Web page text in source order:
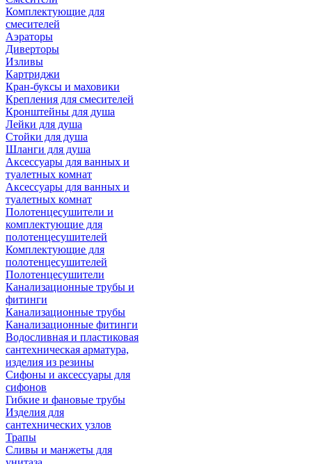
Комплектующие для
смесителей
Аэраторы
Диверторы
Изливы
Картриджи
Кран-буксы и маховики
Крепления для смесителей
Кронштейны для душа
Лейки для душа
Стойки для душа
Шланги для душа
Аксессуары для ванных и
туалетных комнат
Аксессуары для ванных и
туалетных комнат
Полотенцесушители и
комплектующие для
полотенцесушителей
Комплектующие для
полотенцесушителей
Полотенцесушители
Канализационные трубы и
фитинги
Канализационные трубы
Канализационные фитинги
Водосливная и пластиковая
сантехническая арматура,
изделия из резины
Сифоны и аксессуары для
сифонов
Гибкие и фановые трубы
Изделия для
сантехнических узлов
Трапы
Сливы и манжеты для